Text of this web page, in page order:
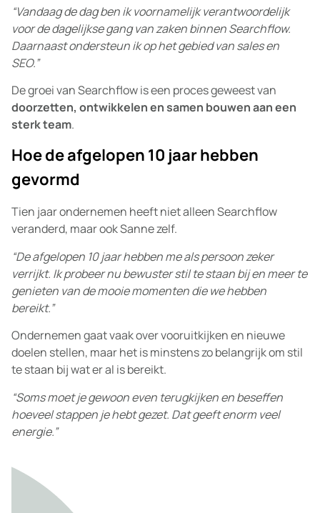
“Vandaag de dag ben ik voornamelijk verantwoordelijk
voor de dagelijkse gang van zaken binnen Searchflow.
Daarnaast ondersteun ik op het gebied van sales en
SEO.”
De groei van Searchflow is een proces geweest van
doorzetten, ontwikkelen en samen bouwen aan een
sterk team.
Hoe de afgelopen 10 jaar hebben
gevormd
Tien jaar ondernemen heeft niet alleen Searchflow
veranderd, maar ook Sanne zelf.
“De afgelopen 10 jaar hebben me als persoon zeker
verrijkt. Ik probeer nu bewuster stil te staan bij en meer te
genieten van de mooie momenten die we hebben
bereikt.”
Ondernemen gaat vaak over vooruitkijken en nieuwe
doelen stellen, maar het is minstens zo belangrijk om stil
te staan bij wat er al is bereikt.
“Soms moet je gewoon even terugkijken en beseffen
hoeveel stappen je hebt gezet. Dat geeft enorm veel
energie.”